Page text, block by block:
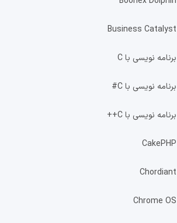
Business Catalyst
برنامه نویسی با C
برنامه نویسی با C#
برنامه نویسی با C++
CakePHP
Chordiant
Chrome OS